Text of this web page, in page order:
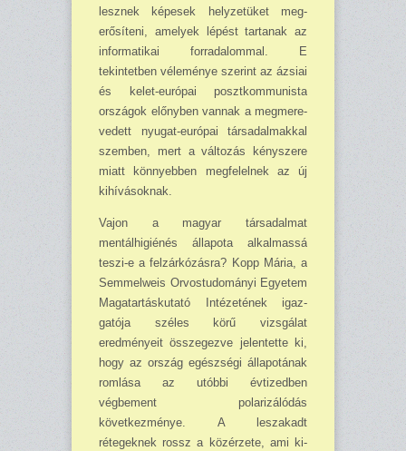
lesznek képesek helyzetüket meg­
erősíteni, amelyek lépést tartanak az
informa­tikai forradalommal. E
tekintetben véleménye szerint az ázsiai
és kelet-európai posztkommu­nista
országok előnyben vannak a megmere­
vedett nyugat-európai társadalmakkal
szem­ben, mert a változás kényszere
miatt könnyebben megfelelnek az új
kihívásoknak.
Vajon a magyar társadalmat
mentálhigiénés állapota alkalmassá
teszi-e a felzárkózásra? Kopp Mária, a
Semmelweis Orvostudományi Egyetem
Magatartáskutató Intézetének igaz­
gatója széles körű vizsgálat
eredményeit összegezve jelentette ki,
hogy az ország egész­ségi állapotának
romlása az utóbbi évtizedben
végbement polarizálódás
következménye. A leszakadt
rétegeknek rossz a közérzete, ami ki­